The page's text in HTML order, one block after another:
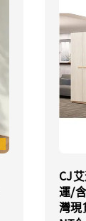
CJ
運/
灣現